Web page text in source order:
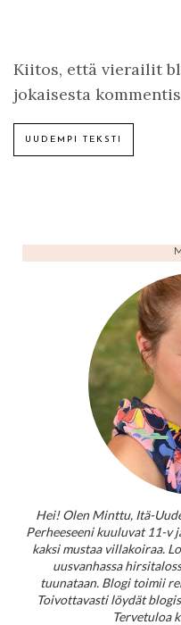
Kiitos, että vierailit
jokaisesta
UUDEMPI TEKSTI
Hei! Olen Minttu, Itä-
Perheeseeni kuuluvat 11-v
kaksi mustaa villakoiraa.
uusvanhassa
tuunataan. Blogi toimii
Toivottavasti löydät
Tervetuloa